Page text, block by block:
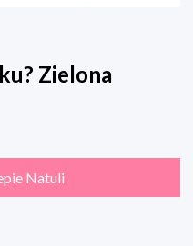
Zielona
Natuli